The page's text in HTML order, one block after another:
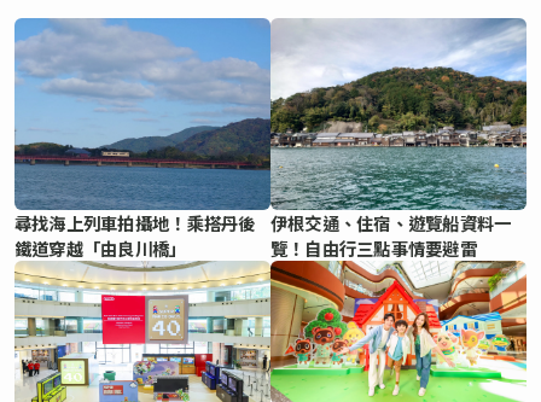
尋找海上列車拍攝地！乘搭丹後
鐵道穿越「由良川橋」
伊根交通、住宿、遊覽船資料一
覽！自由行三點事情要避雷